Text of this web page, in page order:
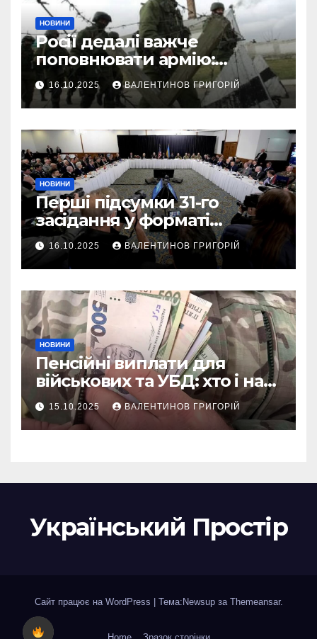
НОВИНИ
Росії дедалі важче
поповнювати армію:
військовий пояснив
приховані причини
16.10.2025 ВАЛЕНТИНОВ ГРИГОРІЙ
НОВИНИ
Перші підсумки 31-го
засідання у форматі
“Рамштайн”: що
домовилися союзники
України
16.10.2025 ВАЛЕНТИНОВ ГРИГОРІЙ
НОВИНИ
Пенсійні виплати для
військових та УБД: хто і на
що може розраховувати
15.10.2025 ВАЛЕНТИНОВ ГРИГОРІЙ
Український Простір
Сайт працює на WordPress Тема:Newsup за Themeansar.